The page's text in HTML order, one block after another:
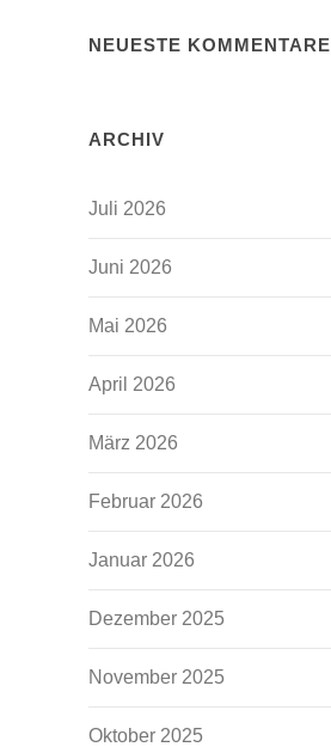
NEUESTE KOMMENTARE
ARCHIV
Juli 2026
Juni 2026
Mai 2026
April 2026
März 2026
Februar 2026
Januar 2026
Dezember 2025
November 2025
Oktober 2025